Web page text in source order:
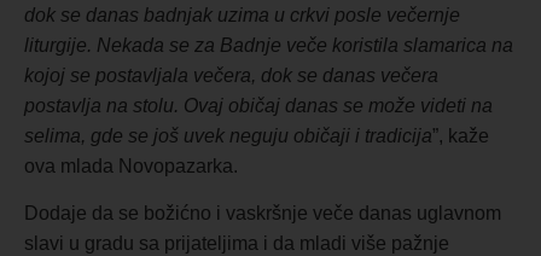
dok se danas badnjak uzima u crkvi posle večernje
liturgije. Nekada se za Badnje veče koristila slamarica na
kojoj se postavljala večera, dok se danas večera
postavlja na stolu. Ovaj običaj danas se može videti na
selima, gde se još uvek neguju običaji i tradicija”, kaže
ova mlada Novopazarka.
Dodaje da se božićno i vaskršnje veče danas uglavnom
slavi u gradu sa prijateljima i da mladi više pažnje